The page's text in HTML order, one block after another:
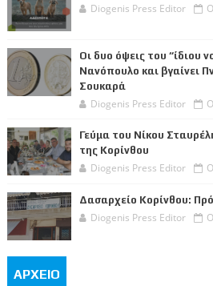
Diogenis Press Editor
Οι δυο όψεις του “ίδιου
Νανόπουλο και βγαίνει
Σουκαρά
Diogenis Press Editor
Γεύμα του Νίκου
της Κορίνθου
Diogenis Press Editor
Δασαρχείο Κορίνθου:
Diogenis Press Editor
ΑΡΧΕΙΟ